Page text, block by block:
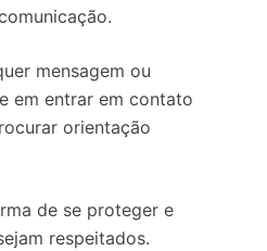
mensagem ou
em entrar em contato
orientação
de se proteger e
respeitados.